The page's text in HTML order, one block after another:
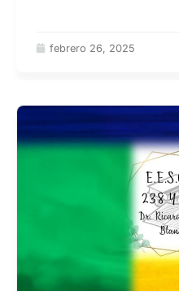
febrero 26, 2025